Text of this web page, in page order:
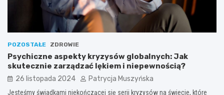
POZOSTAŁE ZDROWIE
Psychiczne aspekty kryzysów globalnych: Jak
skutecznie zarządzać lękiem i niepewnością?
26 listopada 2024 Patrycja Muszyńska
Jesteśmy świadkami niekończącej się serii kryzysów na świecie, które